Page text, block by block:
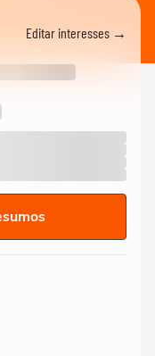
Editar interesses →